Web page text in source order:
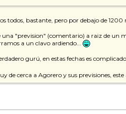
todos, bastante, pero por debajo de
una "prevision" (comentario) a raiz de
a un clavo ardiendo...
gurú, en estas fechas es
de cerca a Agorero y sus previsiones, este